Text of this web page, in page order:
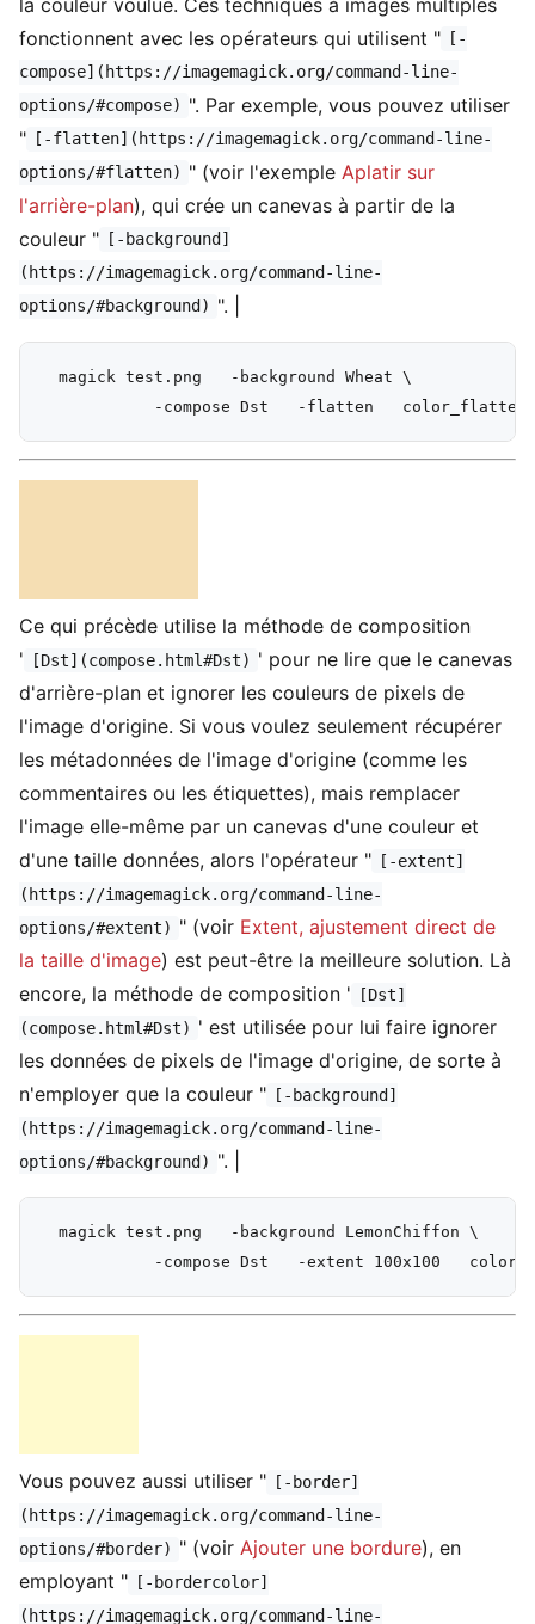
fonctionnent avec les opérateurs qui utilisent "
[-
compose](https://imagemagick.org/command-line-
options/#compose) ". Par exemple, vous pouvez utiliser
"
[-flatten](https://imagemagick.org/command-line-
options/#flatten) " (voir l'exemple Aplatir sur
l'arrière-plan), qui crée un canevas à partir de la
couleur "
[-background]
(https://imagemagick.org/command-line-
options/#background) ". |
  magick test.png   -background Wheat \
Ce qui précède utilise la méthode de composition
'
[Dst](compose.html#Dst) ' pour ne lire que le canevas
d'arrière-plan et ignorer les couleurs de pixels de
l'image d'origine. Si vous voulez seulement récupérer
les métadonnées de l'image d'origine (comme les
commentaires ou les étiquettes), mais remplacer
l'image elle-même par un canevas d'une couleur et
d'une taille données, alors l'opérateur "
[-extent]
(https://imagemagick.org/command-line-
options/#extent) " (voir Extent, ajustement direct de
la taille d'image) est peut-être la meilleure solution. Là
encore, la méthode de composition '
[Dst]
(compose.html#Dst) ' est utilisée pour lui faire ignorer
les données de pixels de l'image d'origine, de sorte à
n'employer que la couleur "
[-background]
(https://imagemagick.org/command-line-
options/#background) ". |
  magick test.png   -background LemonChiffon \
Vous pouvez aussi utiliser "
[-border]
(https://imagemagick.org/command-line-
options/#border) " (voir Ajouter une bordure), en
employant "
[-bordercolor]
(https://imagemagick.org/command-line-